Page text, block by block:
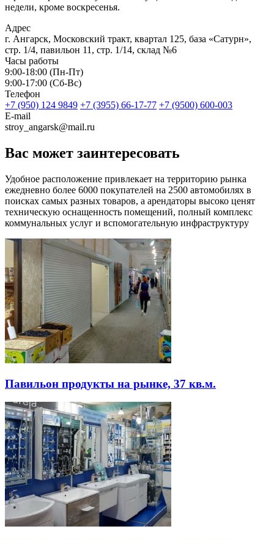
недели, кроме воскресенья.
Адрес
г. Ангарск, Московский тракт, квартал 125, база «Сатурн»,
стр. 1/4, павильон 11, стр. 1/14, склад №6
Часы работы
9:00-18:00 (Пн-Пт)
9:00-17:00 (Сб-Вс)
Телефон
+7 (950) 124 9849 +7 (3955) 66-17-77 +7 (9500) 600-003
E-mail
stroy_angarsk@mail.ru
Вас может заинтересовать
Удобное расположение привлекает на территорию рынка
ежедневно более 6000 покупателей на 2500 автомобилях в
поисках самых разных товаров, а арендаторы высоко ценят
техническую оснащенность помещений, полный комплекс
коммунальных услуг и вспомогательную инфраструктуру
Павильон продукты на рынке, 37 кв.м.